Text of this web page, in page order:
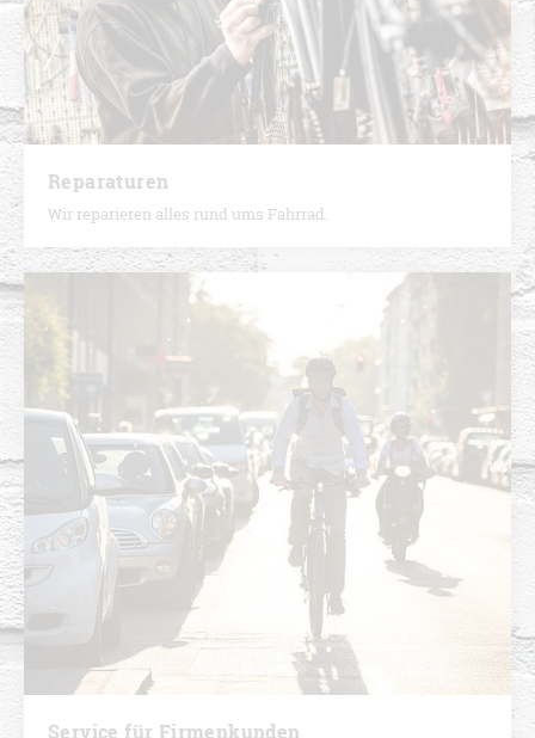
Reparaturen
Wir reparieren alles rund ums Fahrrad.
Service für Firmenkunden